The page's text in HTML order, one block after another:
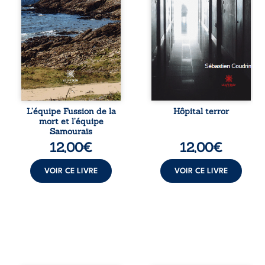
sauront te
protéger, n’essaye
pas de t’enfuir et
donne-moi toutes
ces épées. »
L’équipe Fussion de la
mort et l’équipe
Samouraïs
12,00€
VOIR CE LIVRE
numéros neuf ni
Dialecte.
Aujourd’hui, vous
allez rencontrer
vos cousins
germains, vous
avez intérêt à
vous tenir
tranquilles, et pas
Hôpital terror
12,00€
VOIR CE LIVRE